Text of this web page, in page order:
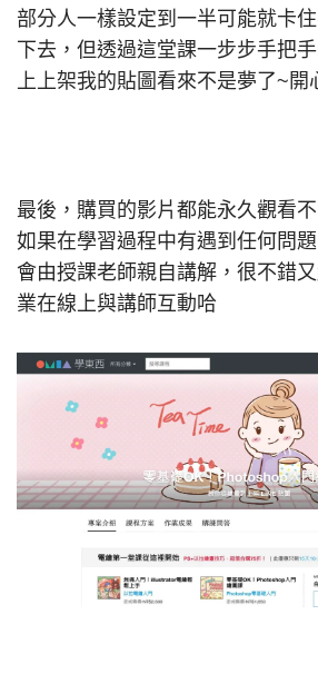
部分人一樣設定到一半可能就卡
下去，但透過這堂課一步步手把
上上架我的貼圖看來不是夢了~開
最後，購買的影片都能永久觀看
如果在學習過程中有遇到任何問
會由授課老師親自講解，很不錯
業在線上與講師互動哈